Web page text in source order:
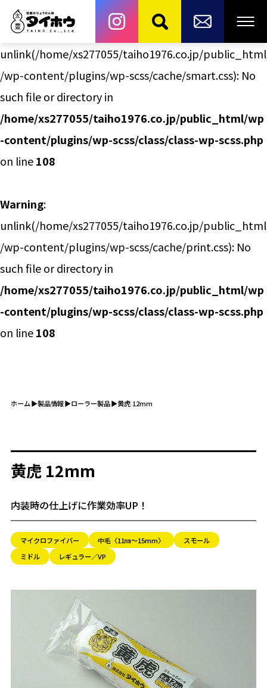
Warning:
unlink(/home/xs277055/taiho1976.co.jp/public_html
/wp-content/plugins/wp-scss/cache/smart.css): No
such file or directory in
/home/xs277055/taiho1976.co.jp/public_html/wp
-content/plugins/wp-scss/class/class-wp-scss.php
on line108
Warning:
unlink(/home/xs277055/taiho1976.co.jp/public_html
/wp-content/plugins/wp-scss/cache/print.css): No
such file or directory in
/home/xs277055/taiho1976.co.jp/public_html/wp
-content/plugins/wp-scss/class/class-wp-scss.php
on line108
ホーム 製品情報 ローラー製品 黄虎 12mm
黄虎 12mm
内装時の仕上げに作業効率UP！
マイクロファイバー 中毛〈11㎜～15mm〉
スモール
ミドル
レギュラー／VP